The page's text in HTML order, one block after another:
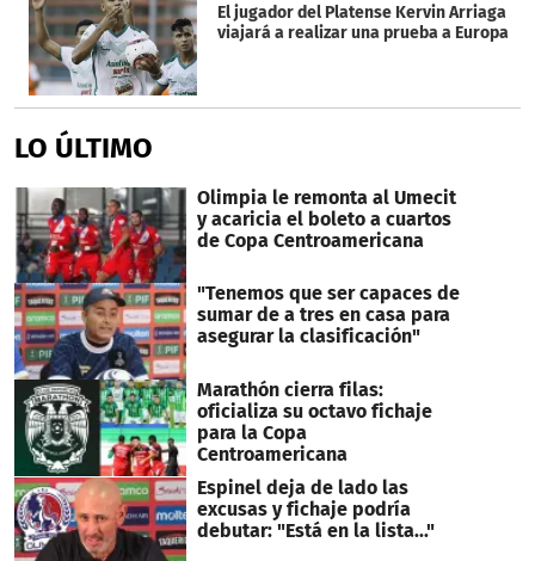
El jugador del Platense Kervin Arriaga
viajará a realizar una prueba a Europa
LO ÚLTIMO
Olimpia le remonta al Umecit
y acaricia el boleto a cuartos
de Copa Centroamericana
"Tenemos que ser capaces de
sumar de a tres en casa para
asegurar la clasificación"
Marathón cierra filas:
oficializa su octavo fichaje
para la Copa
Centroamericana
Espinel deja de lado las
excusas y fichaje podría
debutar: "Está en la lista..."